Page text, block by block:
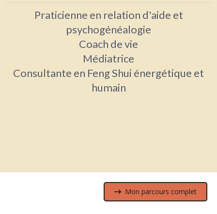
Praticienne en relation d'aide et
psychogénéalogie
Coach de vie
Médiatrice
Consultante en Feng Shui énergétique et
humain
Mon parcours complet